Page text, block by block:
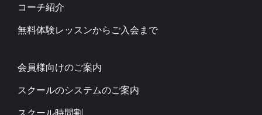
コーチ紹介
無料体験レッスンからご入会まで
会員様向けのご案内
スクールのシステムのご案内